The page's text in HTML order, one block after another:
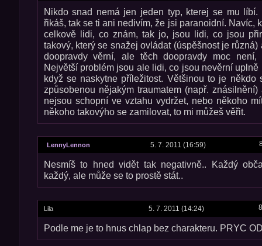
Nikdo snad nemá jen jeden typ, kterej se mu
řikáš, tak se ti ani nedivím, že jsi paranoidní. Navíc,
celkově lidi, co znám, tak jo, jsou lidi, co jsou
takový, který se snažej ovládat (úspěšnost je různá)
doopravdy věrní, ale těch doopravdy moc
Největší problém jsou ale lidi, co jsou nevěrní uplně
když se naskytne příležitost. Většinou to je někdo
způsobenou nějakým traumatem (např.
nejsou schopní ve vztahu vydržet, nebo někoho
někoho takovýho se zamilovat, to mi můžeš věřit.
LennyLennon 5. 7. 2011 (16:59)
Nesmíš to hned vidět tak negativně.. Každý
každý, ale může se to prostě stát..
Lila 5. 7. 2011 (14:24)
Podle me je to hnus chlap bez charakteru. PRYC